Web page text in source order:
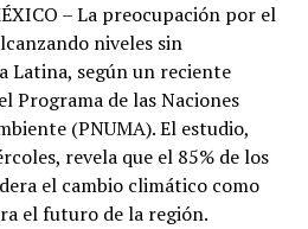
– La preocupación por el
niveles sin
Latina, según un reciente
Programa de las Naciones
(PNUMA). El estudio,
revela que el 85% de los
el cambio climático como
el futuro de la región.